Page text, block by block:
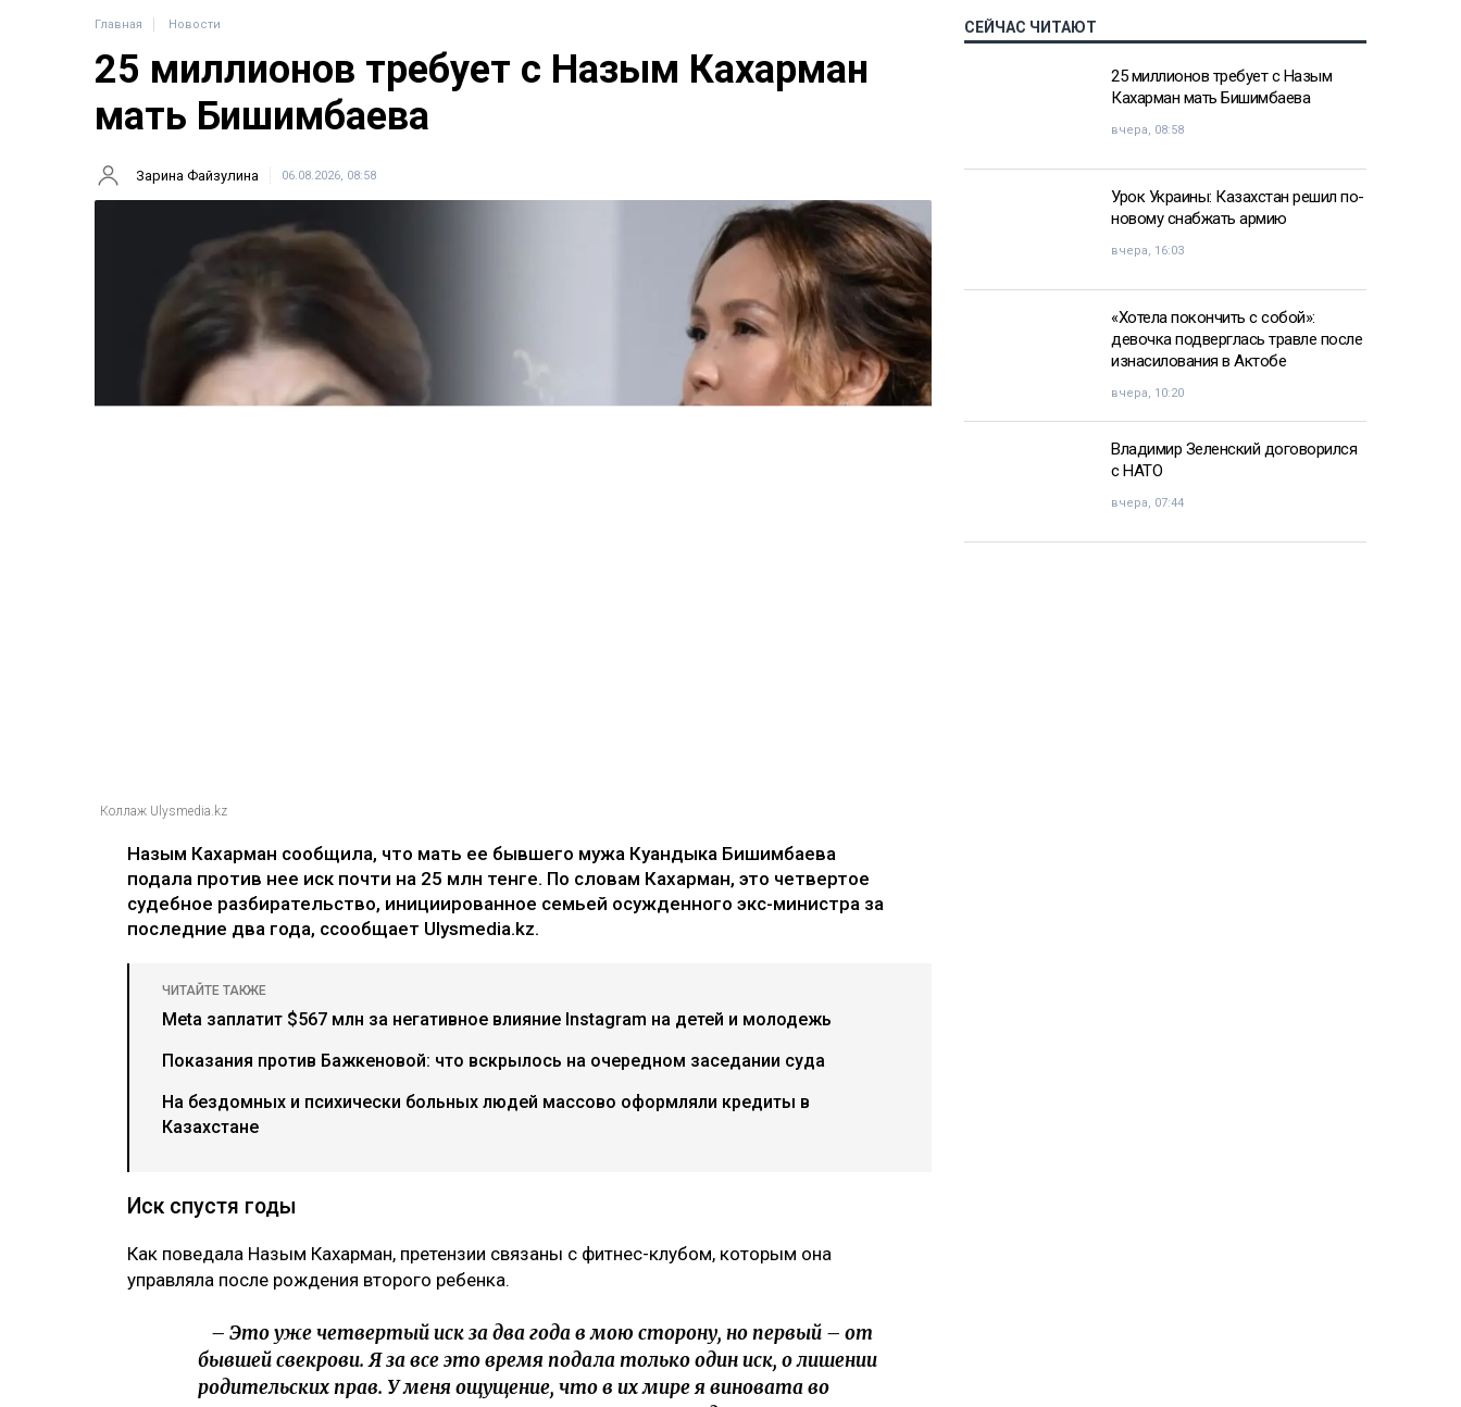
Главная Новости
25 миллионов требует с Назым Кахарман
мать Бишимбаева
Зарина Файзулина 06.08.2026, 08:58
Коллаж Ulysmedia.kz
Назым Кахарман сообщила, что мать ее бывшего мужа Куандыка Бишимбаева
подала против нее иск почти на 25 млн тенге. По словам Кахарман, это четвертое
судебное разбирательство, инициированное семьей осужденного экс-министра за
последние два года, ссообщает Ulysmedia.kz.
ЧИТАЙТЕ ТАКЖЕ
Meta заплатит $567 млн за негативное влияние Instagram на детей и молодежь
Показания против Бажкеновой: что вскрылось на очередном заседании суда
На бездомных и психически больных людей массово оформляли кредиты в
Казахстане
Иск спустя годы
Как поведала Назым Кахарман, претензии связаны с фитнес-клубом, которым она
управляла после рождения второго ребенка.
– Это уже четвертый иск за два года в мою сторону, но первый – от
бывшей свекрови. Я за все это время подала только один иск, о лишении
родительских прав. У меня ощущение, что в их мире я виновата во
СЕЙЧАС ЧИТАЮТ
25 миллионов требует с Назым
Кахарман мать Бишимбаева
вчера, 08:58
Урок Украины: Казахстан решил по-
новому снабжать армию
вчера, 16:03
«Хотела покончить с собой»:
девочка подверглась травле после
изнасилования в Актобе
вчера, 10:20
Владимир Зеленский договорился
с НАТО
вчера, 07:44